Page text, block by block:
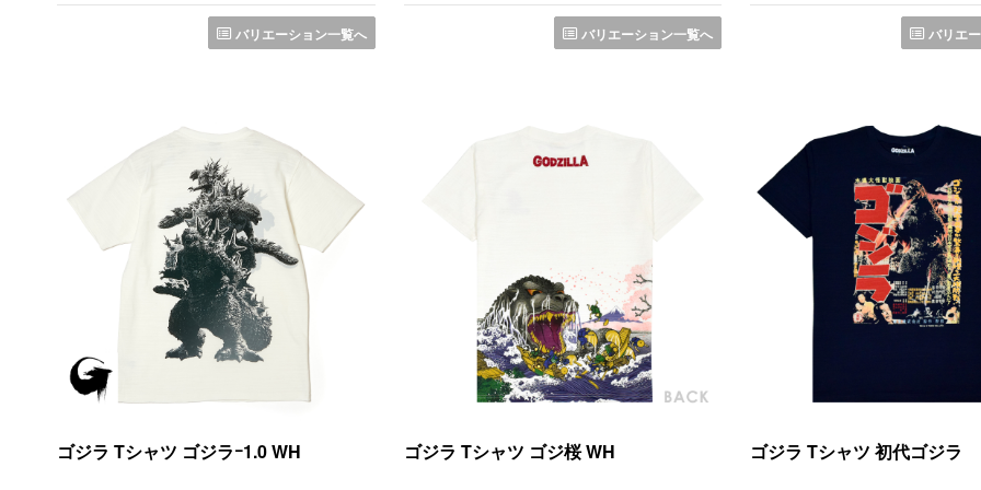
バリエーション一覧へ バリエーション一覧へ バリエ
ゴジラ Tシャツ ゴジラｰ1.0 WH ゴジラ Tシャツ ゴジ桜 WH ゴジラ Tシャツ 初代ゴジラ